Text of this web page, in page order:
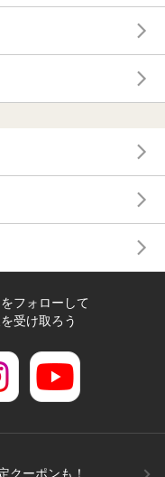
フォローして
受け取ろう
クーポンも！